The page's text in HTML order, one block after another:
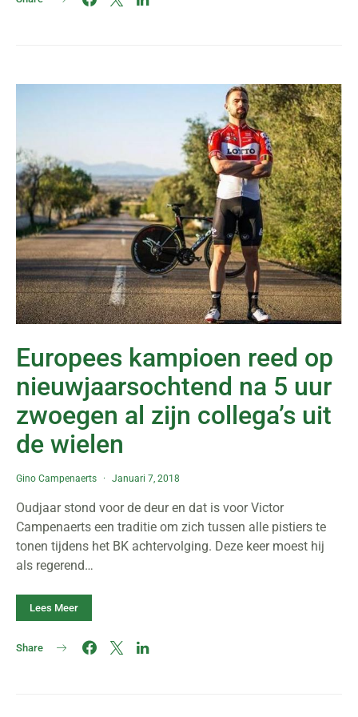
Europees kampioen reed op
nieuwjaarsochtend na 5 uur
zwoegen al zijn collega’s uit
de wielen
Gino Campenaerts Januari 7, 2018
Oudjaar stond voor de deur en dat is voor Victor
Campenaerts een traditie om zich tussen alle pistiers te
tonen tijdens het BK achtervolging. Deze keer moest hij
als regerend…
Lees Meer
Share